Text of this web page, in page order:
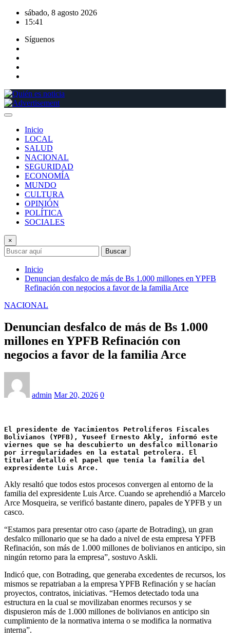
Saltar
sábado, 8 agosto 2026
15:41
Síguenos
Inicio
LOCAL
SALUD
NACIONAL
SEGURIDAD
ECONOMÍA
MUNDO
CULTURA
OPINIÓN
POLÍTICA
SOCIALES
×
Buscar
Inicio
Denuncian desfalco de más de Bs 1.000 millones en YPFB
Refinación con negocios a favor de la familia Arce
NACIONAL
Denuncian desfalco de más de Bs 1.000
millones en YPFB Refinación con
negocios a favor de la familia Arce
admin Mar 20, 2026 0
El presidente de Yacimientos Petrolíferos Fiscales
Bolivianos (YPFB), Yuseef Ernesto Akly, informó este
viernes que se ha descubierto un desfalco millonario
por irregularidades en la estatal petrolera. El
titular detalló el papel que tenía la familia del
expresidente Luis Arce.
Akly resaltó que todos estos procesos convergen al entorno de la
familia del expresidente Luis Arce. Cuando se aprehendió a Marcelo
Arce Mosqueira, se verificó bastante dinero, papales de YPFB y un
casco.
“Estamos para presentar otro caso (aparte de Botrading), un gran
desfalco millonario que se ha dado a nivel de esta empresa YPFB
Refinación, son más de 1.000 millones de bolivianos en anticipo, sin
ningún retorno para la empresa”, sostuvo Askli.
Indicó que, con Botrading, que generaba excedentes de recursos, los
mismos se repatriaban a la empresa YPFB Refinación y se hacían
proyectos, contratos, iniciativas. “Hemos detectado toda una
estructura en la cual se movilizaban enormes recursos y se
dispusieron más de 1.000 millones de bolivianos en anticipo sin
cumplimiento de la normativa interna o se modifica la normativa
interna”.